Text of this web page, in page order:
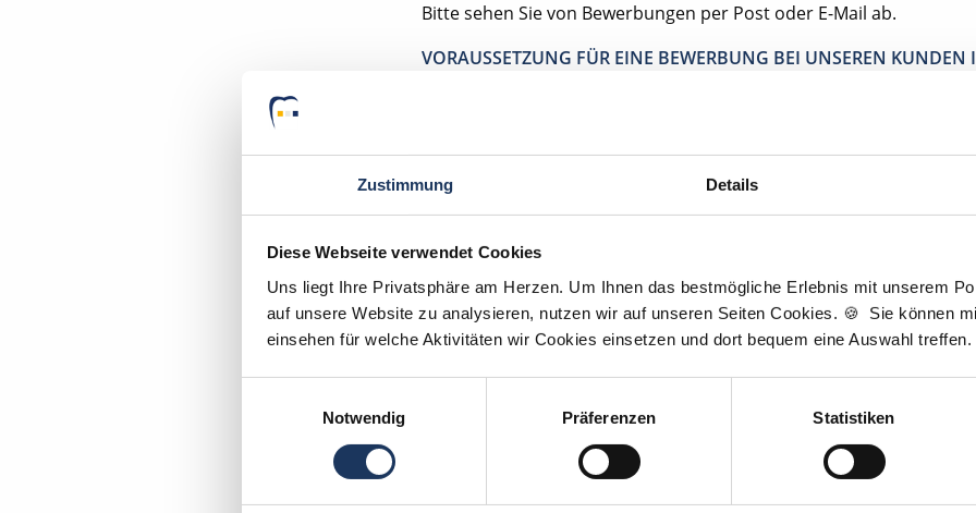
Zustimmung Details
Diese Webseite verwendet Cookies
Uns liegt Ihre Privatsphäre am Herzen. Um Ihnen das bestmögliche Erlebnis mit unserem
auf unsere Website zu analysieren, nutzen wir auf unseren Seiten Cookies. 🍪 Sie können
einsehen für welche Aktivitäten wir Cookies einsetzen und dort bequem eine Auswahl treffen.
Notwendig
Präferenzen Statistiken
Bitte sehen Sie von Bewerbungen per Post oder E-Mail ab.
VORAUSSETZUNG FÜR EINE BEWERBUNG BEI UNSEREN KUNDEN
49692 Cappeln
Jetzt kostenlos Details anfragen
Momentan interessieren sich7 BesucherfürStellenangebote als
In wenigen Schritten zu Ihrer Traumstelle - so